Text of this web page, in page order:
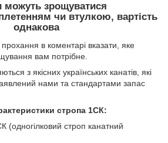
можуть зрощуватися
чи втулкою, вартість
однакова
в коментарі вказати, яке
вам потрібне.
з якісних українських канатів, які
нами та стандартами запас
стропа 1СК:
строп канатний